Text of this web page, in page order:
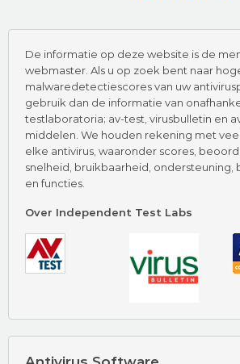
Bezoek nu
Hoogtepunten
Dedicated To Malware
AV-Test Certified
Malwarebytes Beoordeling
Bezoek nu
De informatie op deze website is de
webmaster. Als u op zoek bent naar
malwaredetectiescores van uw
gebruik dan de informatie van
testlaboratoria; av-test, virusbulletin en
middelen. We houden rekening met
elke antivirus, waaronder scores,
snelheid, bruikbaarheid, ondersteuning,
en functies.
Over Independent Test Labs